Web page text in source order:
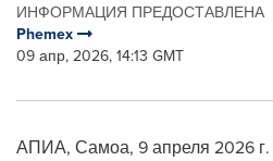
ИНФОРМАЦИЯ ПРЕДОСТАВЛЕНА
Phemex
09 апр, 2026, 14:13 GMT
АПИА, Самоа, 9 апреля 2026 г.